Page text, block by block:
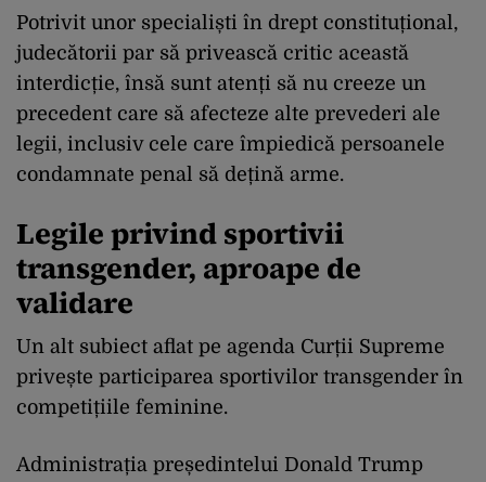
Potrivit unor specialiști în drept constituțional,
judecătorii par să privească critic această
interdicție, însă sunt atenți să nu creeze un
precedent care să afecteze alte prevederi ale
legii, inclusiv cele care împiedică persoanele
condamnate penal să dețină arme.
Legile privind sportivii
transgender, aproape de
validare
Un alt subiect aflat pe agenda Curții Supreme
privește participarea sportivilor transgender în
competițiile feminine.
Administrația președintelui Donald Trump